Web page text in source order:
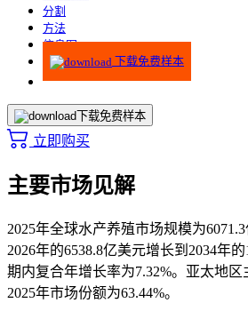
分割
方法
信息图
下载免费样本
下载免费样本
立即购买
主要市场见解
2025年全球水产养殖市场规模为
2026年的6538.8亿美元增长到2034年
期内复合年增长率为7.32%。亚太地区
2025年市场份额为63.44%。